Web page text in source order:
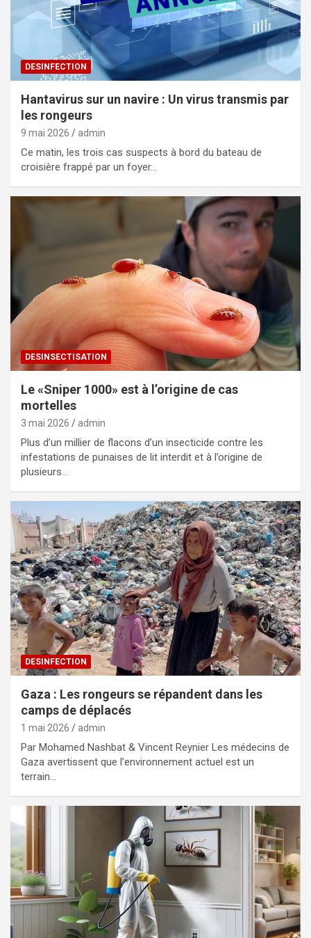
DESINFECTION
Hantavirus sur un navire : Un virus transmis par
les rongeurs
9 mai 2026 admin
Ce matin, les trois cas suspects à bord du bateau de
croisière frappé par un foyer…
DESINSECTISATION
Le «Sniper 1000» est à l’origine de cas
mortelles
3 mai 2026 admin
Plus d’un millier de flacons d’un insecticide contre les
infestations de punaises de lit interdit et à l’origine de
plusieurs…
DESINFECTION
Gaza : Les rongeurs se répandent dans les
camps de déplacés
1 mai 2026 admin
Par Mohamed Nashbat & Vincent Reynier Les médecins de
Gaza avertissent que l’environnement actuel est un
terrain…